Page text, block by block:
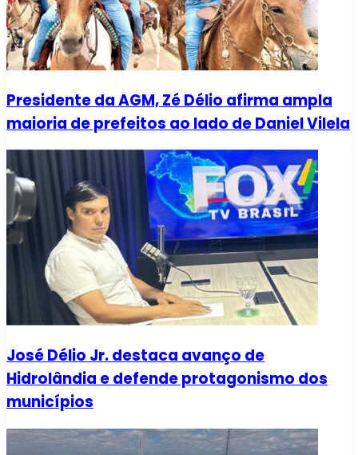
Presidente da AGM, Zé Délio afirma ampla
maioria de prefeitos ao lado de Daniel Vilela
José Délio Jr. destaca avanço de
Hidrolândia e defende protagonismo dos
municípios